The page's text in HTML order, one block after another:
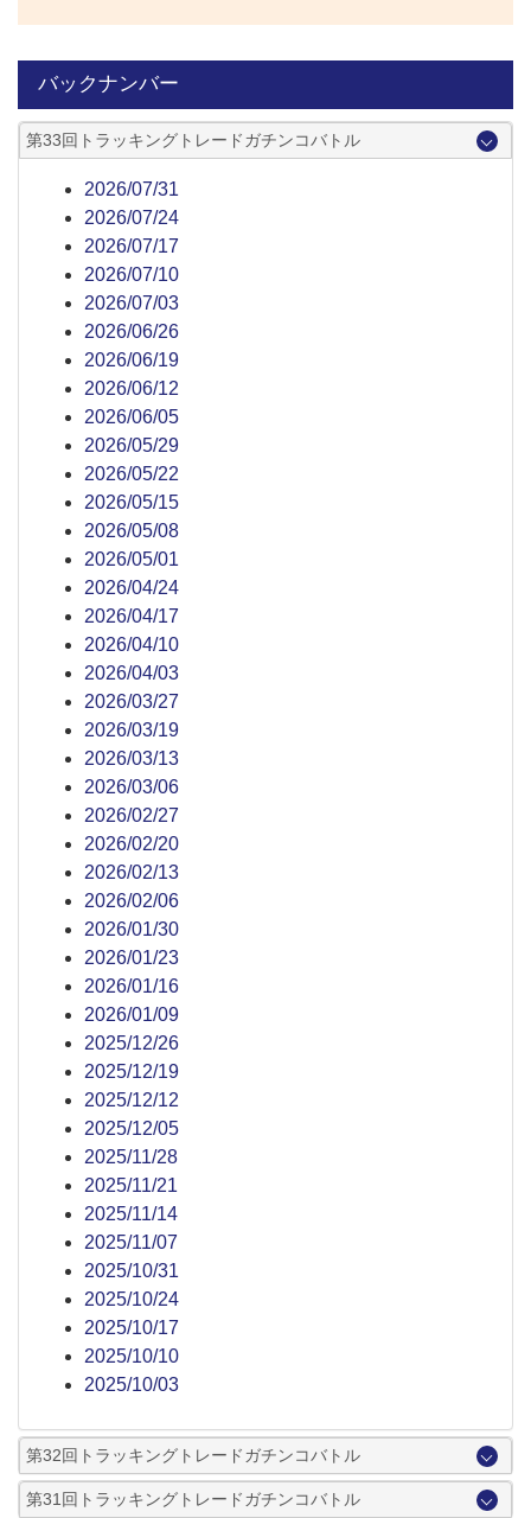
バックナンバー
第33回トラッキングトレードガチンコバトル
2026/07/31
2026/07/24
2026/07/17
2026/07/10
2026/07/03
2026/06/26
2026/06/19
2026/06/12
2026/06/05
2026/05/29
2026/05/22
2026/05/15
2026/05/08
2026/05/01
2026/04/24
2026/04/17
2026/04/10
2026/04/03
2026/03/27
2026/03/19
2026/03/13
2026/03/06
2026/02/27
2026/02/20
2026/02/13
2026/02/06
2026/01/30
2026/01/23
2026/01/16
2026/01/09
2025/12/26
2025/12/19
2025/12/12
2025/12/05
2025/11/28
2025/11/21
2025/11/14
2025/11/07
2025/10/31
2025/10/24
2025/10/17
2025/10/10
2025/10/03
第32回トラッキングトレードガチンコバトル
第31回トラッキングトレードガチンコバトル